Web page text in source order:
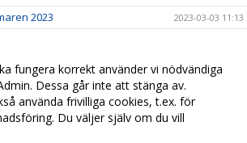
2023 2023-03-03 11:13
2023-02-01 12:00
2023-01-23 09:10
2022 2023-01-06 21:07
fungera korrekt använder vi nödvändiga
Dessa går inte att stänga av.
använda frivilliga cookies, t.ex. för
Du väljer själv om du vill